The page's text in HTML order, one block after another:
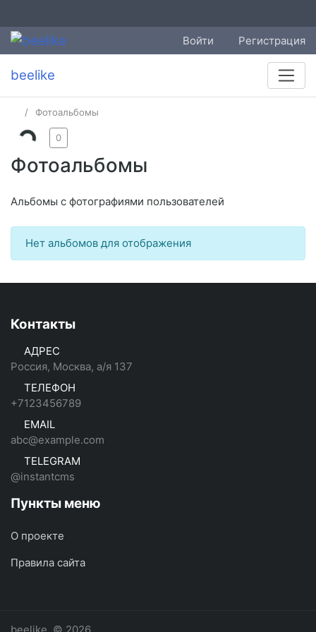
Войти Регистрация
beelike
Фотоальбомы
Фотоальбомы
0
Альбомы с фотографиями пользователей
Нет альбомов для отображения
Контакты
АДРЕС
Россия, Москва, а/я 137
ТЕЛЕФОН
+7123456789
EMAIL
abc@example.com
TELEGRAM
@instantcms
Пункты меню
О проекте
Правила сайта